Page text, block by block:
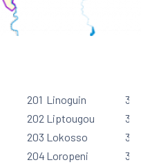
201
202
203
204
Linoguin
Liptougou
Lokosso
Loropeni
301